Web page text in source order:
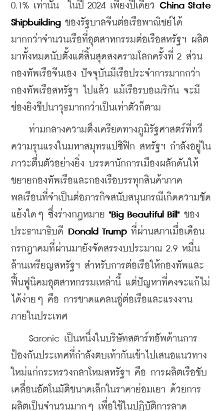
0.1% เท่านั้น  ในปี 2024 เพียงปีเดียว China State
Shipbuilding ของรัฐบาลจีนต่อเรือพาณิชย์ได้
มากกว่าจำนวนเรือที่อุตสาหกรรมต่อเรือสหรัฐฯ ผลิต
มาทั้งหมดนับตั้งแต่สิ้นสุดสงครามโลกครั้งที่ 2 ส่วน
กองทัพเรือจีนเอง ปัจจุบันมีเรือประจำการมากกว่า
กองทัพเรือสหรัฐฯ ไปแล้ว แม้เรือรบอเมริกัน จะมี
ช่องยิงขีปนาวุธมากกว่าเป็นเท่าตัวก็ตาม
ท่ามกลางความตึงเครียดทางภูมิรัฐศาสตร์ที่ทวี
ความรุนแรงในมหาสมุทรแปซิฟิก สหรัฐฯ กำลังอยู่ใน
ภาวะตื่นตัวอย่างยิ่ง บรรดานักการเมืองผลักดันให้
ขยายกองทัพเรือและกองเรือบรรทุกสินค้าภาค
พลเรือนที่จำเป็นต่อภารกิจสนับสนุนกรณีเกิดความขัด
แย้งใดๆ ซึ่งร่างกฎหมาย "Big Beautiful Bill" ของ
ประธานาธิบดี Donald Trump ที่ผ่านสภาเมื่อเดือน
กรกฎาคมที่ผ่านมายังจัดสรรงบประมาณ 2.9 หมื่น
ล้านเหรียญสหรัฐฯ สำหรับการต่อเรือให้กองทัพและ
ฟื้นฟูนิคมอุตสาหกรรมเหล่านี้ แต่ปัญหาที่คงจะแก้ไม่
ได้ง่ายๆ คือ การขาดแคลนอู่ต่อเรือและแรงงาน
ภายในประเทศ
Saronic เป็นหนึ่งในบริษัทสตาร์ทอัพด้านการ
ป้องกันประเทศที่กำลังตบเท้ากันเข้าไปเสนอแนวทาง
ใหม่แก่กระทรวงกลาโหมสหรัฐฯ คือ การผลิตเรือขับ
เคลื่อนอัตโนมัติขนาดเล็กในราคาย่อมเยา ด้วยการ
ผลิตเป็นจำนวนมากๆ เพื่อใช้ในปฏิบัติการลาด